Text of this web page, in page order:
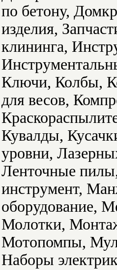
по бетону,
изделия,
клининга,
Ключи, Колбы,
для весов,
Кувалды,
уровни,
Ленточные
инструмент,
оборудование,
Молотки,
Мотопомпы,
Наборы